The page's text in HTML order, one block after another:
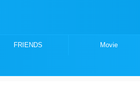
FRIENDS Movie